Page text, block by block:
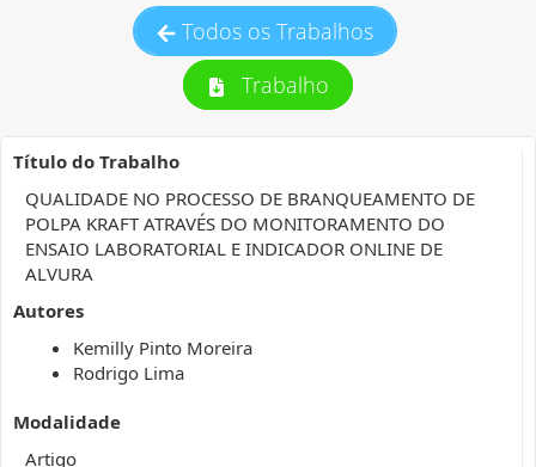
Todos os Trabalhos
Trabalho
Título do Trabalho
QUALIDADE NO PROCESSO DE BRANQUEAMENTO DE
POLPA KRAFT ATRAVÉS DO MONITORAMENTO DO
ENSAIO LABORATORIAL E INDICADOR ONLINE DE
ALVURA
Autores
Kemilly Pinto Moreira
Rodrigo Lima
Modalidade
Artigo